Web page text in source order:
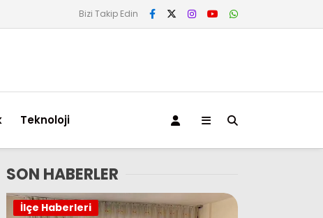
Bizi Takip Edin
Teknoloji
SON HABERLER
İlçe Haberleri